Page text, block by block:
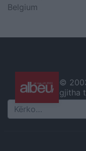
Belgium
©
gjitha
Search